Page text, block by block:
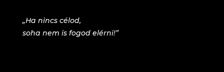
„Ha nincs célod,
soha nem is fogod elérni!”